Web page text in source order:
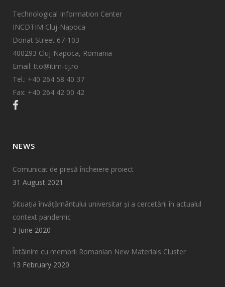
Technological Information Center
INCDTIM Cluj-Napoca
Donat Street 67-103
400293 Cluj-Napoca, Romania
Email: tto@itim-cj.ro
Tel.: +40 264 58 40 37
Fax: +40 264 42 00 42
NEWS
Comunicat de presă încheiere proiect
31 August 2021
Situația învățământului universitar și a cercetării în actualul
context pandemic
3 June 2020
Întâlnire cu membrii Romanian New Materials Cluster
13 February 2020